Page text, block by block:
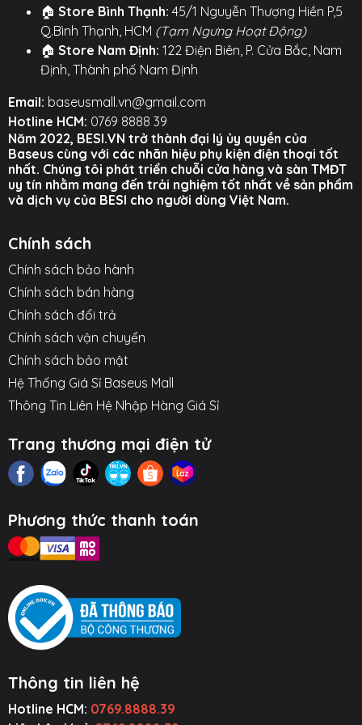
Kiện Ô Tô
Thiết Bị Âm
Tiện Ích Thông
tuần chỉ với một lần sạc.
Chế Độ Game Mode 0.06s:Độ trễ siêu thấp
cho trải nghiệm chơi game và xem phim hoàn
Thiết Kế Vòng Cổ Thể Thao:
chắn, thoải mái khi vận động.
Chuẩn Chống Nước:An tâm sử dụng khi tập
luyện, không ngại mồ hôi.
định và tiết kiệm pin.
Âm Bass Sống Động:
chất âm mạnh mẽ, uy lực.
Hình ảnh sản phẩm
🏠 Store Bình Thạnh: 45/1 Nguyễn Thượng Hiền P,5
Q.Bình Thạnh, HCM (Tạm Ngưng Hoạt Động)
🏠 Store Nam Định: 122 Điện Biên, P. Cửa Bắc, Nam
Định, Thành phố Nam Định
Email: baseusmall.vn@gmail.com
Hotline HCM: 0769 8888 39
Năm 2022, BESI.VN trở thành đại lý ủy quyền của
Baseus cùng với các nhãn hiệu phụ kiện điện thoại tốt
nhất. Chúng tôi phát triển chuỗi cửa hàng và sàn TMĐT
uy tín nhằm mang đến trải nghiệm tốt nhất về sản phẩm
và dịch vụ của BESI cho người dùng Việt Nam.
Chính sách
Chính sách bảo hành
Chính sách bán hàng
Chính sách đổi trả
Chính sách vận chuyển
Chính sách bảo mật
Hệ Thống Giá Sỉ Baseus Mall
Thông Tin Liên Hệ Nhập Hàng Giá Sỉ
Trang thương mại điện tử
Phương thức thanh toán
Thông tin liên hệ
Hotline HCM: 0769.8888.39